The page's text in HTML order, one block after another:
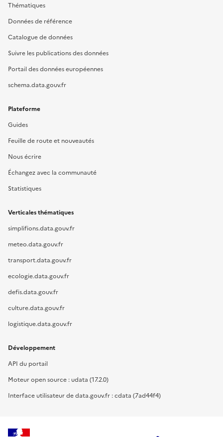
Thématiques
Données de référence
Catalogue de données
Suivre les publications des données
Portail des données européennes
schema.data.gouv.fr
Plateforme
Guides
Feuille de route et nouveautés
Nous écrire
Échangez avec la communauté
Statistiques
Verticales thématiques
simplifions.data.gouv.fr
meteo.data.gouv.fr
transport.data.gouv.fr
ecologie.data.gouv.fr
defis.data.gouv.fr
culture.data.gouv.fr
logistique.data.gouv.fr
Développement
API du portail
Moteur open source : udata (17.2.0)
Interface utilisateur de data.gouv.fr : cdata (7ad44f4)